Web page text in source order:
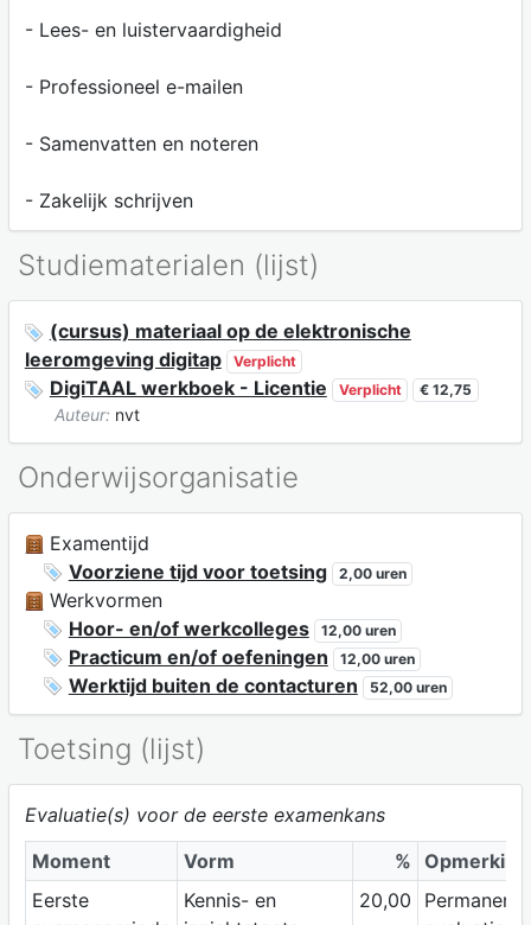
- Lees- en luistervaardigheid
- Professioneel e-mailen
- Samenvatten en noteren
- Zakelijk schrijven
Studiematerialen (lijst)
(cursus) materiaal op de elektronische
leeromgeving digitap
Verplicht
DigiTAAL werkboek - Licentie Verplicht € 12,75
Auteur: nvt
Onderwijsorganisatie
Examentijd
Voorziene tijd voor toetsing
2,00 uren
Werkvormen
Hoor- en/of werkcolleges
12,00 uren
Practicum en/of oefeningen 12,00 uren
Werktijd buiten de contacturen 52,00 uren
Toetsing (lijst)
Evaluatie(s) voor de eerste examenkans
Moment
Vorm % Opmerking
Eerste
Kennis- en
20,00
Permanente